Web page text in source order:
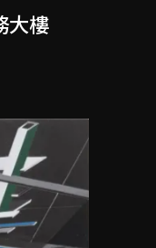
大樓